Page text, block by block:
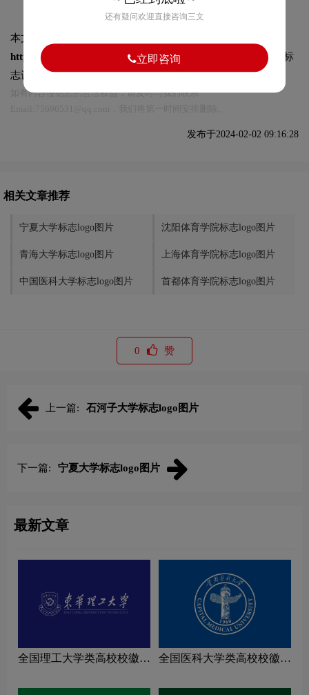
本文标题和链接
https://logo9.net/works/12238.html转载时请注明出处为诗宸标
志设计及本链接!
如有内容侵犯您的合法权益，请及时与我们联系
发布于2024-02-02 09:16:28
相关文章推荐
宁夏大学标志logo图片 沈阳体育学院标志logo图片
青海大学标志logo图片 上海体育学院标志logo图片
中国医科大学标志logo图片 首都体育学院标志logo图片
0 赞
上一篇: 石河子大学标志logo图片
下一篇: 宁夏大学标志logo图片
最新文章
全国理工大学类高校校徽设
全国医科大学类高校校徽设
还有疑问欢迎直接咨询三文
立即咨询